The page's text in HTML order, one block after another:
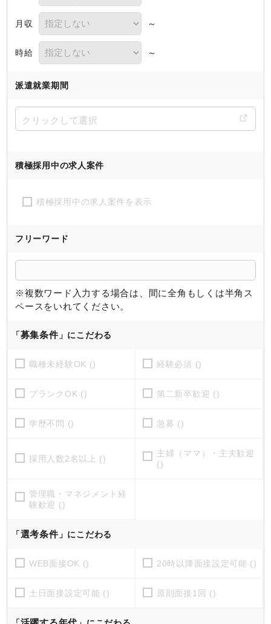
月収 ～
時給 ～
派遣就業期間
積極採用中の求人案件
積極採用中の求人案件を表示
フリーワード
※複数ワード入力する場合は、間に全角もしくは半角ス
ペースをいれてください。
「募集条件」にこだわる
職種未経験OK () 経験必須 ()
ブランクOK () 第二新卒歓迎 ()
学歴不問 () 急募 ()
採用人数2名以上 ()
主婦（ママ）・主夫歓迎
()
管理職・マネジメント経
験歓迎 ()
「選考条件」にこだわる
WEB面接OK () 20時以降面接設定可能 ()
土日面接設定可能 () 原則面接1回 ()